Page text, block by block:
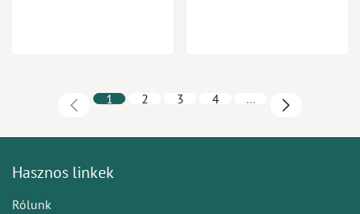
1 2 3 4 …
Hasznos linkek
Rólunk